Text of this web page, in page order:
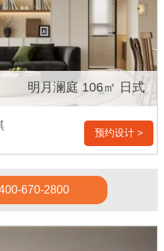
明月澜庭 106㎡ 日式
预约设计 >
670-2800